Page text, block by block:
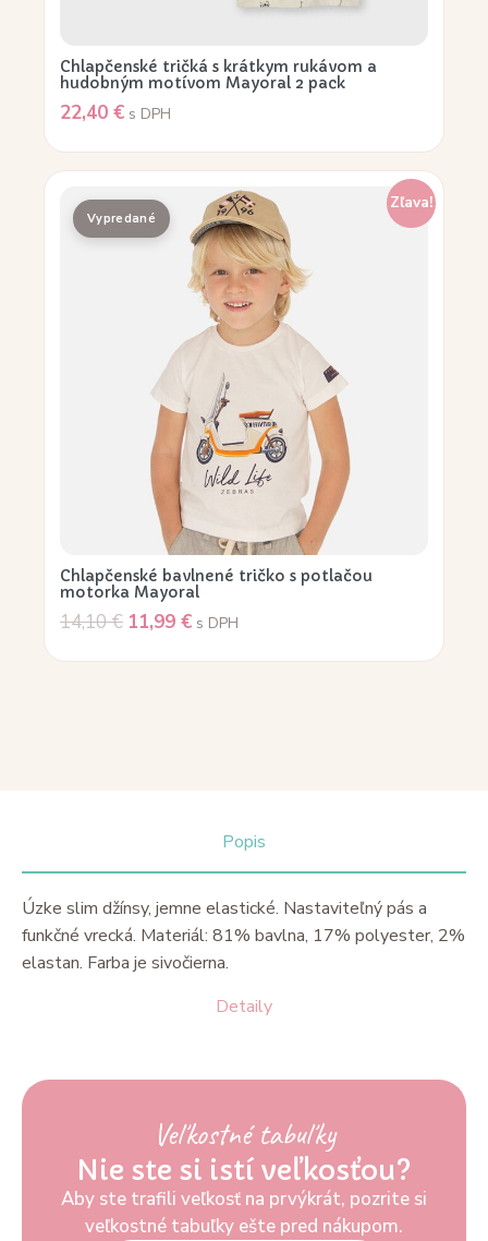
Chlapčenské tričká s krátkym rukávom a
hudobným motívom Mayoral 2 pack
22,40 € s DPH
Zľava!
Chlapčenské bavlnené tričko s potlačou
motorka Mayoral
14,10€ 11,99 € s DPH
Popis
Detaily
Úzke slim džínsy, jemne elastické. Nastaviteľný pás a
funkčné vrecká. Materiál: 81% bavlna, 17% polyester, 2%
elastan. Farba je sivočierna.
Veľkostné tabuľky
Nie ste si istí veľkosťou?
Aby ste trafili veľkosť na prvýkrát, pozrite si
veľkostné tabuľky ešte pred nákupom.